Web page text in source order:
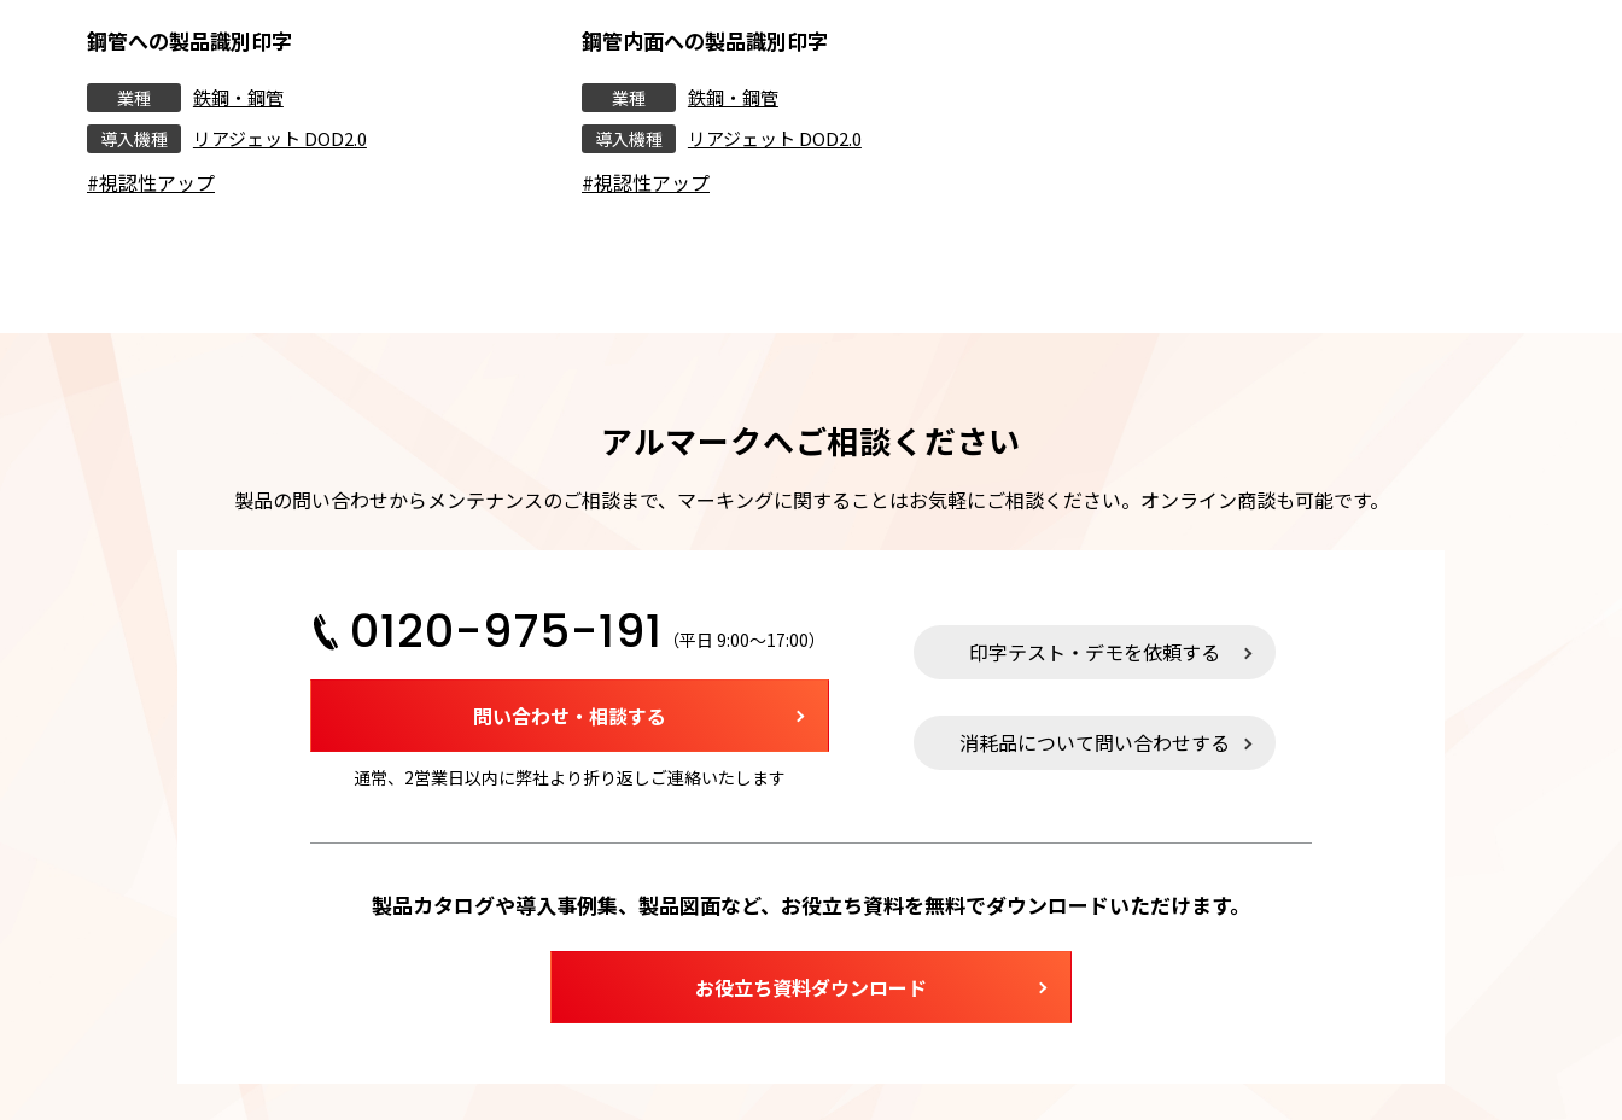
鋼管への製品識別印字
業種 鉄鋼・鋼管
導入機種 リアジェット DOD2.0
#視認性アップ
鋼管内面への製品識別印字
業種 鉄鋼・鋼管
導入機種 リアジェット DOD2.0
#視認性アップ
アルマークへご相談ください
製品の問い合わせからメンテナンスのご相談まで、マーキングに関することはお気軽にご相談ください。オンライン商談も可能です。
0120-975-191 （平日 9:00～17:00）
問い合わせ・相談する
通常、2営業日以内に弊社より折り返しご連絡いたします
印字テスト・デモを依頼する
消耗品について問い合わせする
製品カタログや導入事例集、製品図面など、お役立ち資料を無料でダウンロードいただけます。
お役立ち資料ダウンロード